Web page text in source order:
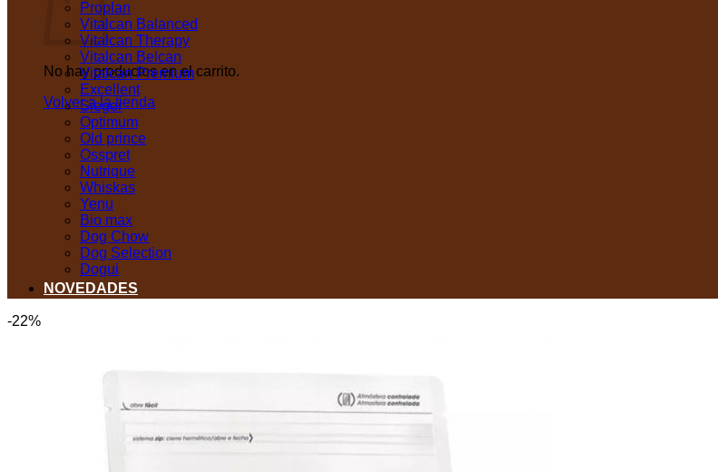
No hay productos en el carrito.
Volver a la tienda
Proplan
Vitalcan Balanced
Vitalcan Therapy
Vitalcan Belcan
Vitalcan Premium
Excellent
Sieger
Optimum
Old prince
Osspret
Nutrique
Whiskas
Yenu
Bio max
Dog Chow
Dog Selection
Dogui
NOVEDADES
-22%